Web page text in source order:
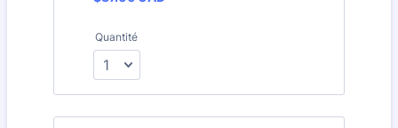
Quantité